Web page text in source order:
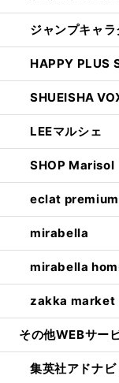
ジャンプキャ
HAPPY PLUS
SHUEISHA
LEEマルシェ
SHOP Marisol
eclat premium
mirabella
mirabella
zakka market
その他WEBサー
集英社アドナビ